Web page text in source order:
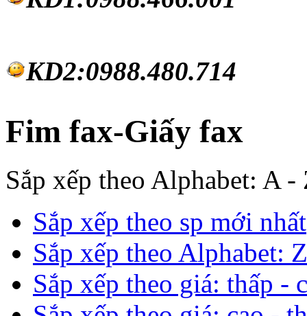
KD2:0988.480.714
Fim fax-Giấy fax
Sắp xếp theo Alphabet: A -
Sắp xếp theo sp mới nhất
Sắp xếp theo Alphabet:
Sắp xếp theo giá: thấp -